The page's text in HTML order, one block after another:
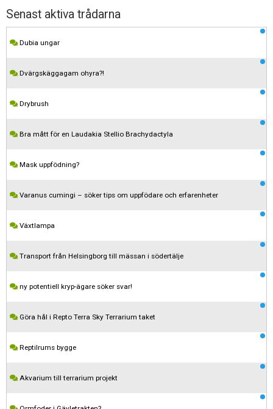
Senast aktiva trådarna
Dubia ungar
Dvärgskäggagam ohyra?!
Drybrush
Bra mått för en Laudakia Stellio Brachydactyla
Mask uppfödning?
Varanus cumingi – söker tips om uppfödare och erfarenheter
Växtlampa
Transport från Helsingborg till mässan i södertälje
ny potentiell kryp-ägare söker svar!
Göra hål i Repto Terra Sky Terrarium taket
Reptilrums bygge
Akvarium till terrarium projekt